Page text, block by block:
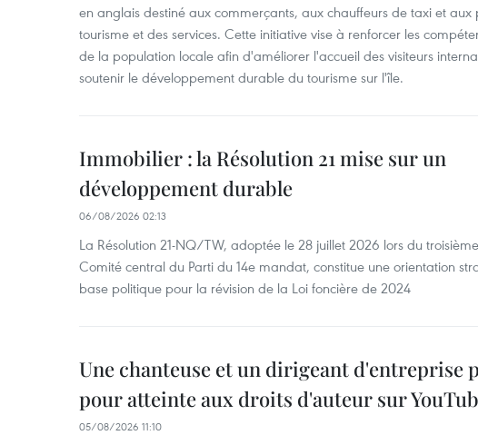
en anglais destiné aux commerçants, aux chauffeurs de taxi et aux
tourisme et des services. Cette initiative vise à renforcer les
de la population locale afin d'améliorer l'accueil des visiteurs
soutenir le développement durable du tourisme sur l'île.
Immobilier : la Résolution 21 mise sur un
développement durable
06/08/2026 02:13
La Résolution 21-NQ/TW, adoptée le 28 juillet 2026 lors du
Comité central du Parti du 14e mandat, constitue une orientation
base politique pour la révision de la Loi foncière de 2024
Une chanteuse et un dirigeant d'entreprise
pour atteinte aux droits d'auteur sur
05/08/2026 11:10